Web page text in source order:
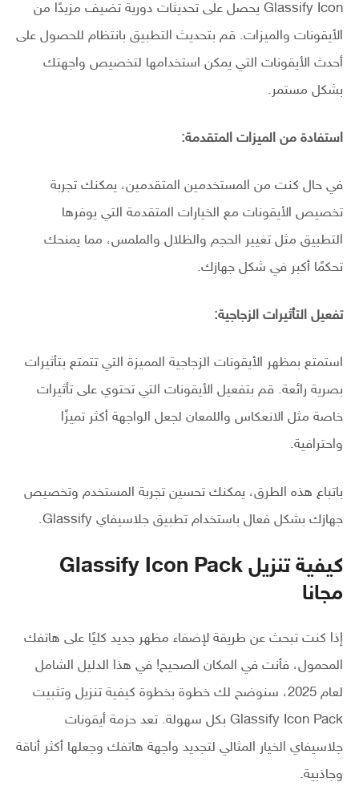
Glassify Icon يحصل على تحديثات دورية تضيف مزيدًا من
الأيقونات والميزات. قم بتحديث التطبيق بانتظام للحصول على
أحدث الأيقونات التي يمكن استخدامها لتخصيص واجهتك
بشكل مستمر.
استفادة من الميزات المتقدمة:
في حال كنت من المستخدمين المتقدمين، يمكنك تجربة
تخصيص الأيقونات مع الخيارات المتقدمة التي يوفرها
التطبيق مثل تغيير الحجم والظلال والملمس، مما يمنحك
تحكمًا أكبر في شكل جهازك.
تفعيل التأثيرات الزجاجية:
استمتع بمظهر الأيقونات الزجاجية المميزة التي تتمتع بتأثيرات
بصرية رائعة. قم بتفعيل الأيقونات التي تحتوي على تأثيرات
خاصة مثل الانعكاس واللمعان لجعل الواجهة أكثر تميزًا
واحترافية.
باتباع هذه الطرق، يمكنك تحسين تجربة المستخدم وتخصيص
جهازك بشكل فعال باستخدام تطبيق جلاسيفاي Glassify.
كيفية تنزيل Glassify Icon Pack
مجانا
إذا كنت تبحث عن طريقة لإضفاء مظهر جديد كليًا على هاتفك
المحمول، فأنت في المكان الصحيح! في هذا الدليل الشامل
لعام 2025، سنوضح لك خطوة بخطوة كيفية تنزيل وتثبيت
Glassify Icon Pack بكل سهولة. تعد حزمة أيقونات
جلاسيفاي الخيار المثالي لتجديد واجهة هاتفك وجعلها أكثر أناقة
وجاذبية.